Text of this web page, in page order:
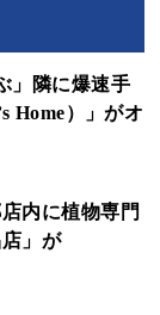
」隣に爆速手
Home）」がオ
内に植物専門
」が